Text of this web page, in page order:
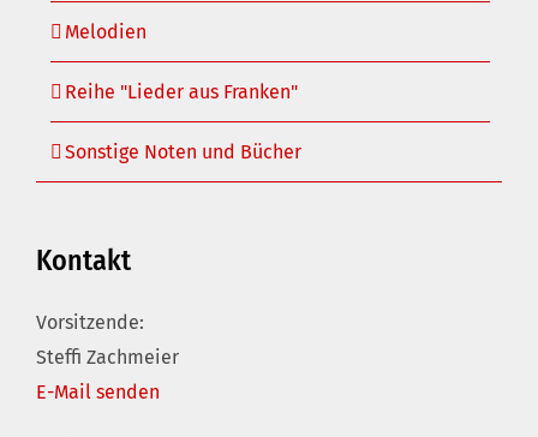
Melodien
Reihe "Lieder aus Franken"
Sonstige Noten und Bücher
Kontakt
Vorsitzende:
Steffi Zachmeier
E-Mail senden